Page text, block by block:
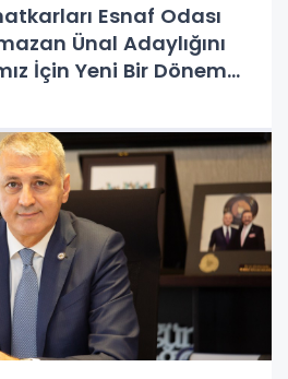
Esnaf Odası
Ünal Adaylığını
İçin Yeni Bir Dönem